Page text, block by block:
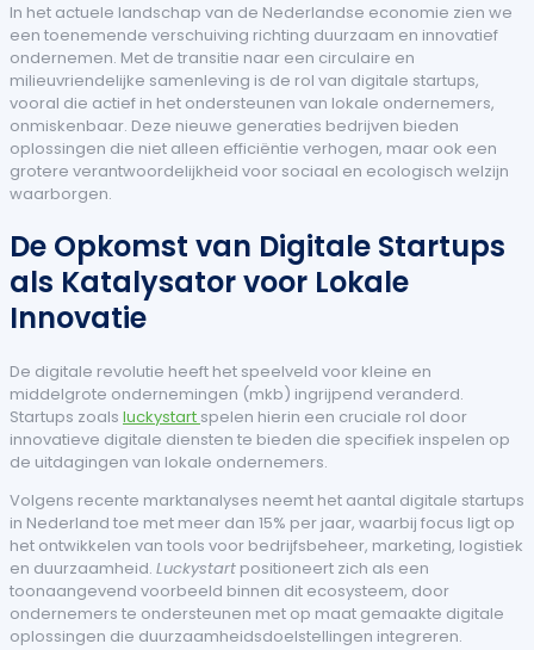
In het actuele landschap van de Nederlandse economie zien we
een toenemende verschuiving richting duurzaam en innovatief
ondernemen. Met de transitie naar een circulaire en
milieuvriendelijke samenleving is de rol van digitale startups,
vooral die actief in het ondersteunen van lokale ondernemers,
onmiskenbaar. Deze nieuwe generaties bedrijven bieden
oplossingen die niet alleen efficiëntie verhogen, maar ook een
grotere verantwoordelijkheid voor sociaal en ecologisch welzijn
waarborgen.
De Opkomst van Digitale Startups
als Katalysator voor Lokale
Innovatie
De digitale revolutie heeft het speelveld voor kleine en
middelgrote ondernemingen (mkb) ingrijpend veranderd.
Startups zoals luckystart spelen hierin een cruciale rol door
innovatieve digitale diensten te bieden die specifiek inspelen op
de uitdagingen van lokale ondernemers.
Volgens recente marktanalyses neemt het aantal digitale startups
in Nederland toe met meer dan 15% per jaar, waarbij focus ligt op
het ontwikkelen van tools voor bedrijfsbeheer, marketing, logistiek
en duurzaamheid. Luckystart positioneert zich als een
toonaangevend voorbeeld binnen dit ecosysteem, door
ondernemers te ondersteunen met op maat gemaakte digitale
oplossingen die duurzaamheidsdoelstellingen integreren.